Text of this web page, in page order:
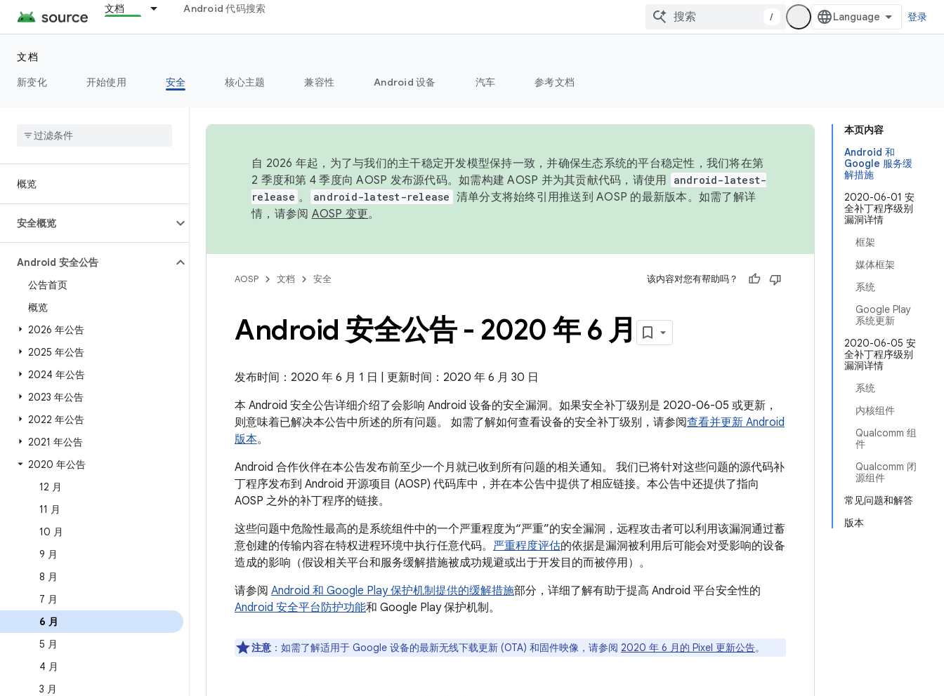
文档 Android 代码搜索
/ 登录
文档
新变化
开始使用 安全 核心主题 兼容性 Android 设备 汽车 参考文档
概览
安全概览
Android 安全公告
公告首页
概览
2026 年公告
2025 年公告
2024 年公告
2023 年公告
2022 年公告
2021 年公告
2020 年公告
12 月
11 月
10 月
9 月
8 月
7 月
6 月
5 月
4 月
3 月
本页内容
Android 和
Google 服务缓
解措施
2020-06-01 安
全补丁程序级别
漏洞详情
框架
媒体框架
系统
Google Play
系统更新
2020-06-05 安
全补丁程序级别
漏洞详情
系统
内核组件
Qualcomm 组
件
Qualcomm 闭
源组件
常见问题和解答
版本
自 2026 年起，为了与我们的主干稳定开发模型保持一致，并确保生态系统的平台稳定性，我们将在第
2 季度和第 4 季度向 AOSP 发布源代码。如需构建 AOSP 并为其贡献代码，请使用
android-latest-
release 。 android-latest-release 清单分支将始终引用推送到 AOSP 的最新版本。如需了解详
情，请参阅 AOSP 变更。
AOSP 文档 安全 该内容对您有帮助吗？
Android 安全公告 - 2020 年 6 月
发布时间：2020 年 6 月 1 日 | 更新时间：2020 年 6 月 30 日
本 Android 安全公告详细介绍了会影响 Android 设备的安全漏洞。如果安全补丁级别是 2020-06-05 或更新，
则意味着已解决本公告中所述的所有问题。 如需了解如何查看设备的安全补丁级别，请参阅查看并更新 Android
版本。
Android 合作伙伴在本公告发布前至少一个月就已收到所有问题的相关通知。 我们已将针对这些问题的源代码补
丁程序发布到 Android 开源项目 (AOSP) 代码库中，并在本公告中提供了相应链接。本公告中还提供了指向
AOSP 之外的补丁程序的链接。
这些问题中危险性最高的是系统组件中的一个严重程度为“严重”的安全漏洞，远程攻击者可以利用该漏洞通过蓄
意创建的传输内容在特权进程环境中执行任意代码。 严重程度评估的依据是漏洞被利用后可能会对受影响的设备
造成的影响（假设相关平台和服务缓解措施被成功规避或出于开发目的而被停用）。
请参阅 Android 和 Google Play 保护机制提供的缓解措施部分，详细了解有助于提高 Android 平台安全性的
Android 安全平台防护功能和 Google Play 保护机制。
注意 ：如需了解适用于 Google 设备的最新无线下载更新 (OTA) 和固件映像，请参阅 2020 年 6 月的 Pixel 更新公告。